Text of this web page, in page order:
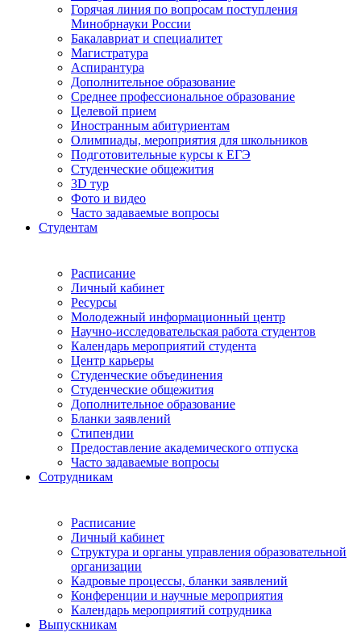
Горячая линия по вопросам поступления
Минобрнауки России
Бакалавриат и специалитет
Магистратура
Аспирантура
Дополнительное образование
Среднее профессиональное образование
Целевой прием
Иностранным абитуриентам
Олимпиады, мероприятия для школьников
Подготовительные курсы к ЕГЭ
Студенческие общежития
3D тур
Фото и видео
Часто задаваемые вопросы
Студентам
Расписание
Личный кабинет
Ресурсы
Молодежный информационный центр
Научно-исследовательская работа студентов
Календарь мероприятий студента
Центр карьеры
Студенческие объединения
Студенческие общежития
Дополнительное образование
Бланки заявлений
Стипендии
Предоставление академического отпуска
Часто задаваемые вопросы
Сотрудникам
Расписание
Личный кабинет
Структура и органы управления образовательной
организации
Кадровые процессы, бланки заявлений
Конференции и научные мероприятия
Календарь мероприятий сотрудника
Выпускникам